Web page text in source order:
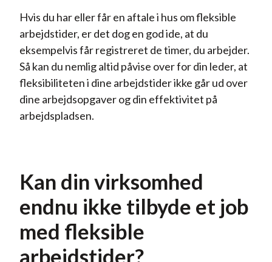
Hvis du har eller får en aftale i hus om fleksible
arbejdstider, er det dog en god ide, at du
eksempelvis får registreret de timer, du arbejder.
Så kan du nemlig altid påvise over for din leder, at
fleksibiliteten i dine arbejdstider ikke går ud over
dine arbejdsopgaver og din effektivitet på
arbejdspladsen.
Kan din virksomhed
endnu ikke tilbyde et job
med fleksible
arbejdstider?